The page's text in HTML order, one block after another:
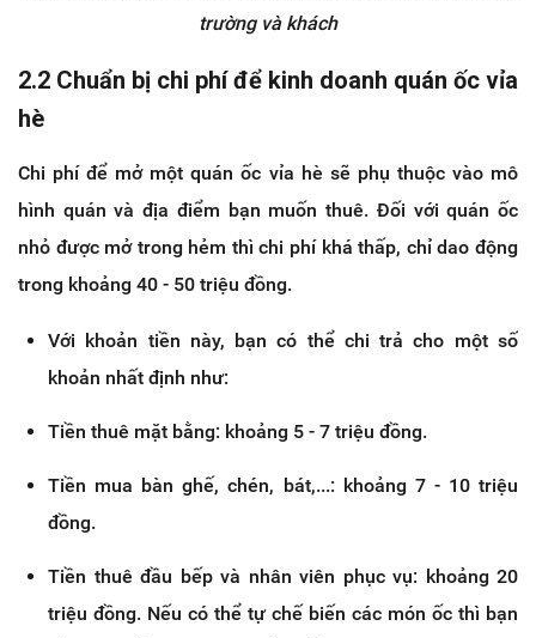
trường và khách
2.2 Chuẩn bị chi phí để kinh doanh quán ốc vỉa
hè
Chi phí để mở một quán ốc vỉa hè sẽ phụ thuộc vào mô
hình quán và địa điểm bạn muốn thuê. Đối với quán ốc
nhỏ được mở trong hẻm thì chi phí khá thấp, chỉ dao động
trong khoảng 40 - 50 triệu đồng.
Với khoản tiền này, bạn có thể chi trả cho một số
khoản nhất định như:
Tiền thuê mặt bằng: khoảng 5 - 7 triệu đồng.
Tiền mua bàn ghế, chén, bát,...: khoảng 7 - 10 triệu
đồng.
Tiền thuê đầu bếp và nhân viên phục vụ: khoảng 20
triệu đồng. Nếu có thể tự chế biến các món ốc thì bạn